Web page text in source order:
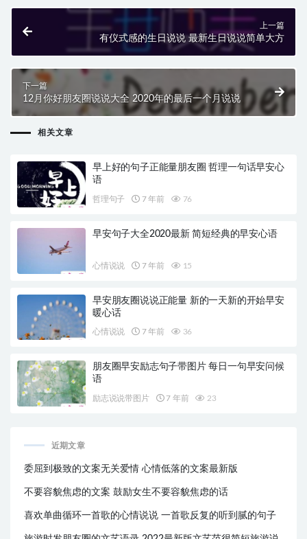
上一篇
有仪式感的生日说说 最新生日说说简单大方
下一篇
12月你好朋友圈说说大全 2020年的最后一个月说说
相关文章
早上好的句子正能量朋友圈 哲理一句话早安心
语
哲理句子 7 年前 76
早安句子大全2020最新 简短经典的早安心语
心情说说 7 年前 15
早安朋友圈说说正能量 新的一天新的开始早安
暖心话
心情说说 7 年前 36
朋友圈早安励志句子带图片 每日一句早安问候
语
励志说说带图片 7 年前 23
近期文章
委屈到极致的文案无关爱情 心情低落的文案最新版
不要容貌焦虑的文案 鼓励女生不要容貌焦虑的话
喜欢单曲循环一首歌的心情说说 一首歌反复的听到腻的句子